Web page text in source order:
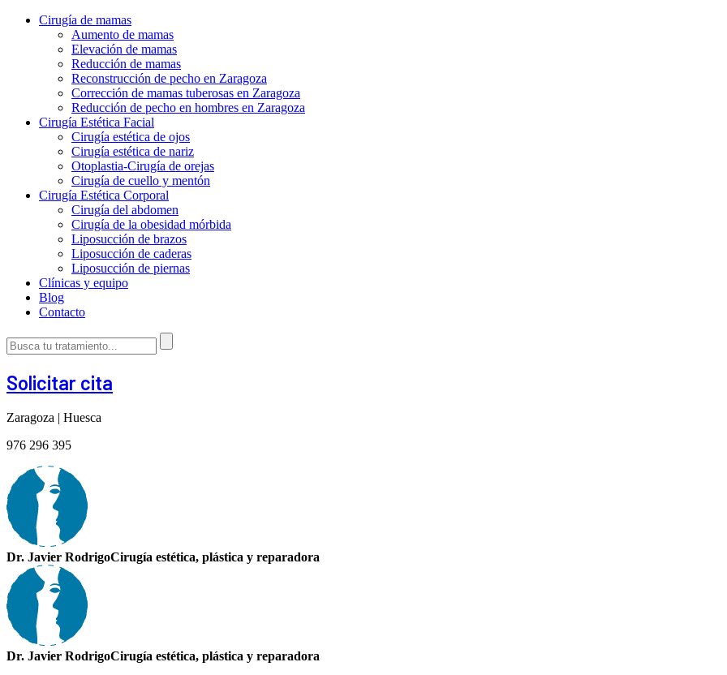
Cirugía de mamas
Aumento de mamas
Elevación de mamas
Reducción de mamas
Reconstrucción de pecho en Zaragoza
Corrección de mamas tuberosas en Zaragoza
Reducción de pecho en hombres en Zaragoza
Cirugía Estética Facial
Cirugía estética de ojos
Cirugía estética de nariz
Otoplastia-Cirugía de orejas
Cirugía de cuello y mentón
Cirugía Estética Corporal
Cirugía del abdomen
Cirugía de la obesidad mórbida
Liposucción de brazos
Liposucción de caderas
Liposucción de piernas
Clínicas y equipo
Blog
Contacto
Solicitar cita
Zaragoza | Huesca
976 296 395
Dr. Javier RodrigoCirugía estética, plástica y reparadora
Dr. Javier RodrigoCirugía estética, plástica y reparadora